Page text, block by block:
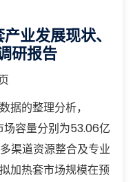
业发展现状、
研报告
据的整理分析，
容量分别为53.06亿
渠道资源整合及专业
加热套市场规模在预